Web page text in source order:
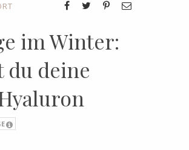
im Winter:
du deine